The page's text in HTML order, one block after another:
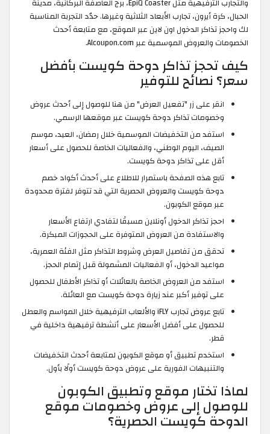
والتجارب الترفيهية مثل EpiQ Coaster، برج العاصفة البركانية، مدينة
الحبال، كرة أيرون، تجارب الأبعاد الثلاثية وغيرها. حدّد التجربة المناسبة
لك واحجز تذاكر الدخول اون لاين عبر الموقع، مع متابعة أحدث
الخصومات والعروض الموسمية عبر Alcoupon.com.
كيف تحجز تذاكر دوحة كويست بأفضل
سعر؟ نصائح للتوفير
انقر على زر "تفعيل العرض" من هنا للوصول إلى أحدث عروض
وخصومات تذاكر دوحة كويست عبر موقعها الرسمي.
استفد من التخفيضات الموسمية خلال رمضان، العيد، موسم
الصيف، اليوم الوطني، والفعاليات الخاصة للحصول على أسعار
أقل على تذاكر دوحة كويست.
تابع هذه الصفحة باستمرار للاطلاع على أحدث أكواد خصم
دوحة كويست والعروض الحصرية التي قد تتوفر لفترة محدودة
عبر موقع الكوبون.
احجز تذاكر الدخول أونلاين مسبقًا لتفادي ارتفاع الأسعار
والاستفادة من العروض المتوفرة على الحجوزات المبكرة.
تحقق من تفاصيل العرض وشروط التذاكر مثل الفئة العمرية،
مواعيد الدخول، أو الفعاليات المشمولة قبل إتمام الحجز.
استفد من العروض الخاصة بالعائلات أو تذاكر الأطفال للحصول
على توفير أكبر عند زيارة دوحة كويست مع العائلة.
تابع عروض تجارب iFLY والألعاب الترفيهية خلال المواسم والعطل
للحصول على أفضل الأسعار على أنشطة ترفيهية داخلية في
قطر.
استخدم تطبيق أو موقع الكوبون لمتابعة أحدث التخفيضات
والتنبيهات الفورية على عروض دوحة كويست أولًا بأول.
لماذا تختار موقع وتطبيق الكوبون
للوصول إلى عروض وخصومات موقع
الدوحة كويست الحصرية؟